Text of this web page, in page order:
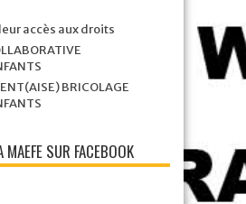
accès aux droits
BRICOLAGE
SUR FACEBOOK